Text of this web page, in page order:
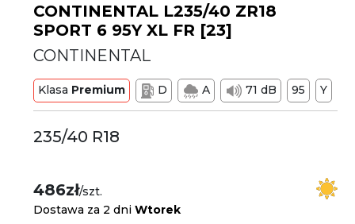
CONTINENTAL L235/40 ZR18
SPORT 6 95Y XL FR [23]
CONTINENTAL
Klasa Premium D A 71 dB 95 Y
235/40 R18
486zł/szt.
Dostawa za 2 dniWtorek